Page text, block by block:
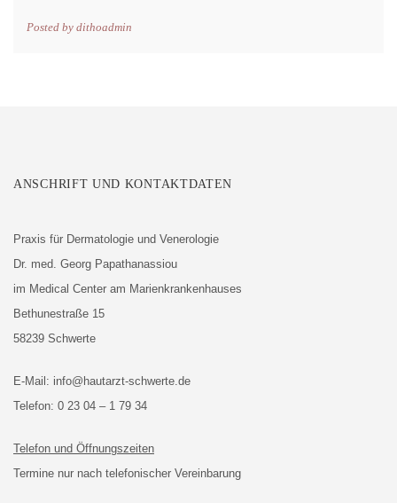
Posted by dithoadmin
ANSCHRIFT UND KONTAKTDATEN
Praxis für Dermatologie und Venerologie
Dr. med. Georg Papathanassiou
im Medical Center am Marienkrankenhauses
Bethunestraße 15
58239 Schwerte
E-Mail: info@hautarzt-schwerte.de
Telefon: 0 23 04 – 1 79 34
Telefon und Öffnungszeiten
Termine nur nach telefonischer Vereinbarung